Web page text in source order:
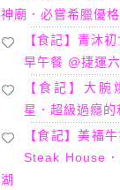
神廟．必嘗希臘優
【食記】青沐
早午餐 @捷運
【食記】大
星．超級過癮
【食記】美福
Steak House
湖